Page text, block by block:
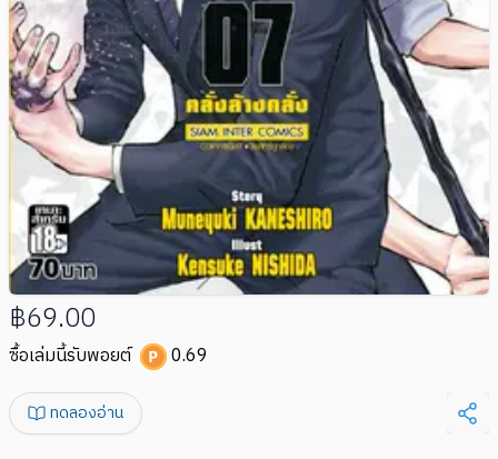
฿69.00
ซื้อเล่มนี้รับพอยต์ 0.69
ทดลองอ่าน